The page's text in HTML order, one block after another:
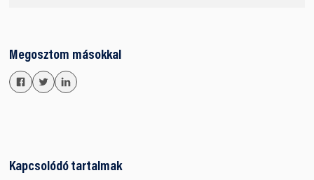
Megosztom másokkal
Kapcsolódó tartalmak